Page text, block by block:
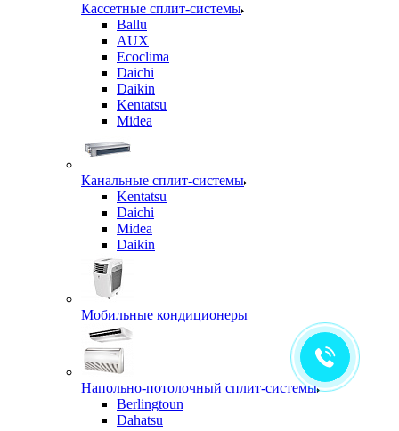
Кассетные сплит-системы
Ballu
AUX
Ecoclima
Daichi
Daikin
Kentatsu
Midea
Канальные сплит-системы
Kentatsu
Daichi
Midea
Daikin
Мобильные кондиционеры
Напольно-потолочный сплит-системы
Berlingtoun
Dahatsu